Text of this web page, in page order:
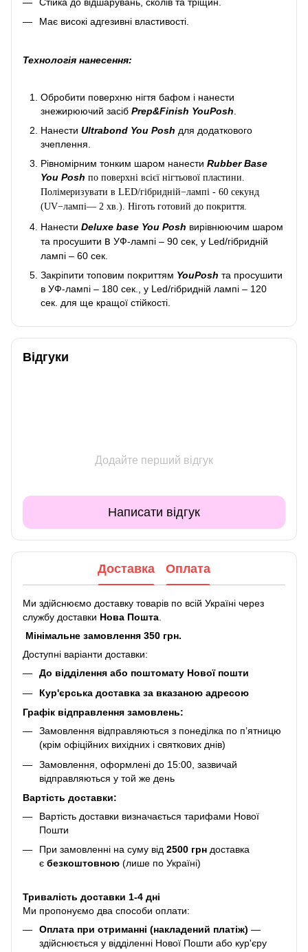
Має високі адгезивні властивості.
Технологія нанесення:
Обробити поверхню нігтя бафом і нанести
знежирюючий засіб Prep&Finish YouPosh
Нанести Ultrabond You Posh для додаткового
зчеплення.
Рівномірним тонким шаром нанести Rubber Base
You Posh по поверхні всієї нігтьової пластини.
Полімеризувати в LED/гібридній−лампі - 60 секунд
(UV−лампі— 2 хв.). Ніготь готовий до покриття.
Нанести Deluxe base You Posh вирівнюючим шаром
та просушити в УФ-лампі – 90 сек, у Led/гібридній
лампі – 60 сек.
Закріпити топовим покриттям YouPosh та просушити
в УФ-лампі – 180 сек., у Led/гібридній лампі – 120
сек. для ще кращої стійкості.
Відгуки
Додайте перший відгук
Написати відгук
Доставка Оплата
Ми здійснюємо доставку товарів по всій Україні через
службу доставки Нова Пошта.
Мінімальне замовлення 350 грн.
Доступні варіанти доставки:
До відділення або поштомату Нової пошти
Кур'єрська доставка за вказаною адресою
Графік відправлення замовлень:
Замовлення відправляються з понеділка по п’ятницю
(крім офіційних вихідних і святкових днів)
Замовлення, оформлені до 15:00, зазвичай
відправляються у той же день
Вартість доставки:
Вартість доставки визначається тарифами Нової
Пошти
При замовленні на суму від 2500 грн доставка
є безкоштовною (лише по Україні)
Тривалість доставки 1-4 дні
Ми пропонуємо два способи оплати:
Оплата при отриманні (накладений платіж) —
здійснюється у відділенні Нової Пошти або кур'єру